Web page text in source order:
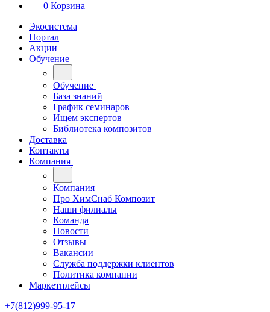
0 Корзина
Экосистема
Портал
Акции
Обучение
Обучение
База знаний
График семинаров
Ищем экспертов
Библиотека композитов
Доставка
Контакты
Компания
Компания
Про ХимСнаб Композит
Наши филиалы
Команда
Новости
Отзывы
Вакансии
Служба поддержки клиентов
Политика компании
Маркетплейсы
+7(812)999-95-17